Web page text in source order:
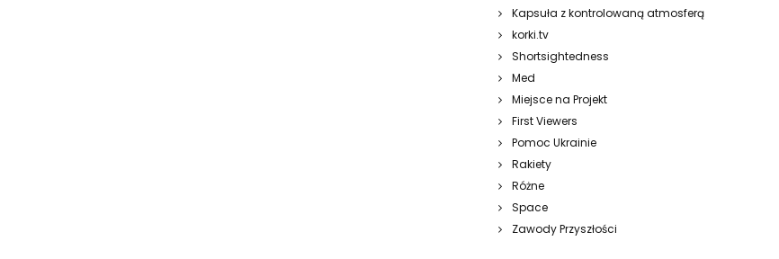
Kapsuła z kontrolowaną atmosferą
korki.tv
Shortsightedness
Med
Miejsce na Projekt
First Viewers
Pomoc Ukrainie
Rakiety
Różne
Space
Zawody Przyszłości